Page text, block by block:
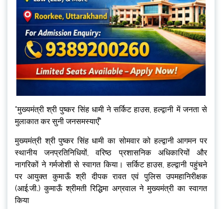
*मुख्यमंत्री श्री पुष्कर सिंह धामी ने सर्किट हाउस, हल्द्वानी में जनता से
मुलाकात कर सुनी जनसमस्याएँ*
मुख्यमंत्री श्री पुष्कर सिंह धामी का सोमवार को हल्द्वानी आगमन पर
स्थानीय जनप्रतिनिधियों, वरिष्ठ प्रशासनिक अधिकारियों और
नागरिकों ने गर्मजोशी से स्वागत किया। सर्किट हाउस, हल्द्वानी पहुंचने
पर आयुक्त कुमाऊँ श्री दीपक रावत एवं पुलिस उपमहानिरीक्षक
(आई.जी.) कुमाऊँ श्रीमती रिद्धिमा अग्रवाल ने मुख्यमंत्री का स्वागत
किया